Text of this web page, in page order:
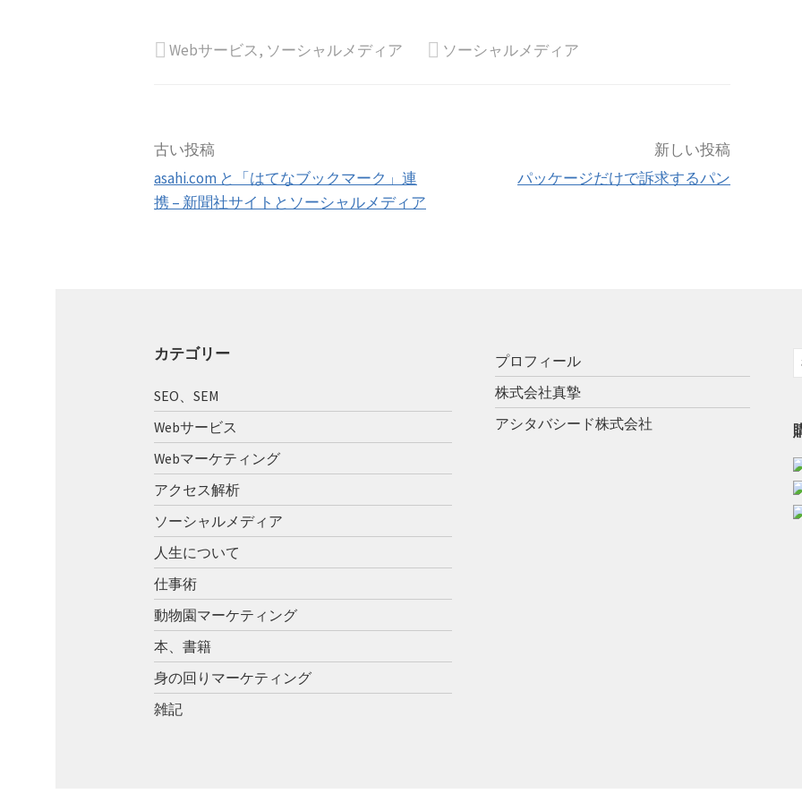
Webサービス, ソーシャルメディア ソーシャルメディア
投
稿
ゲ
ー
シ
ョ
ン
古い投稿
asahi.com と「はてなブックマーク」連
携 – 新聞社サイトとソーシャルメディア
新しい投稿
パッケージだけで訴求するパン
カテゴリー
SEO、SEM
Webサービス
Webマーケティング
アクセス解析
ソーシャルメディア
人生について
仕事術
動物園マーケティング
本、書籍
身の回りマーケティング
雑記
プロフィール
株式会社真摯
アシタバシード株式会社